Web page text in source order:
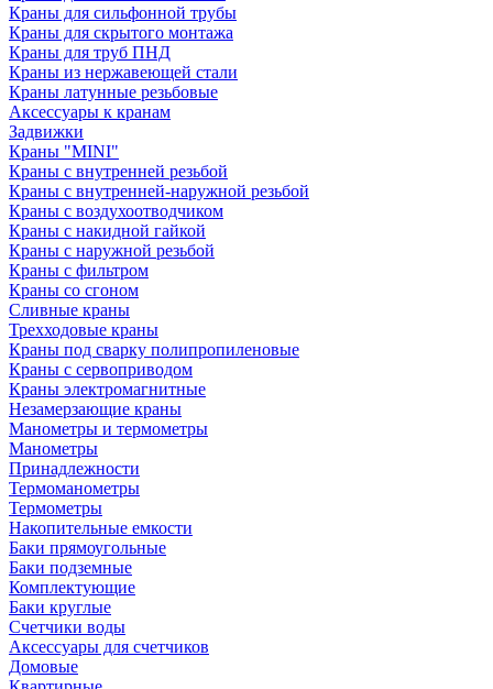
Краны для сильфонной трубы
Краны для скрытого монтажа
Краны для труб ПНД
Краны из нержавеющей стали
Краны латунные резьбовые
Аксессуары к кранам
Задвижки
Краны "MINI"
Краны с внутренней резьбой
Краны с внутренней-наружной резьбой
Краны с воздухоотводчиком
Краны с накидной гайкой
Краны с наружной резьбой
Краны с фильтром
Краны со сгоном
Сливные краны
Трехходовые краны
Краны под сварку полипропиленовые
Краны с сервоприводом
Краны электромагнитные
Незамерзающие краны
Манометры и термометры
Манометры
Принадлежности
Термоманометры
Термометры
Накопительные емкости
Баки прямоугольные
Баки подземные
Комплектующие
Баки круглые
Счетчики воды
Аксессуары для счетчиков
Домовые